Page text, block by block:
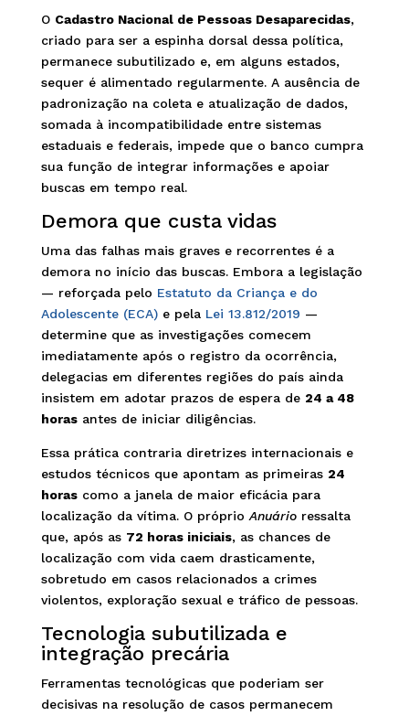
O Cadastro Nacional de Pessoas Desaparecidas,
criado para ser a espinha dorsal dessa política,
permanece subutilizado e, em alguns estados,
sequer é alimentado regularmente. A ausência de
padronização na coleta e atualização de dados,
somada à incompatibilidade entre sistemas
estaduais e federais, impede que o banco cumpra
sua função de integrar informações e apoiar
buscas em tempo real.
Demora que custa vidas
Uma das falhas mais graves e recorrentes é a
demora no início das buscas. Embora a legislação
— reforçada pelo Estatuto da Criança e do
Adolescente (ECA)e pela Lei 13.812/2019 —
determine que as investigações comecem
imediatamente após o registro da ocorrência,
delegacias em diferentes regiões do país ainda
insistem em adotar prazos de espera de 24 a 48
horasantes de iniciar diligências.
Essa prática contraria diretrizes internacionais e
estudos técnicos que apontam as primeiras 24
horascomo a janela de maior eficácia para
localização da vítima. O próprio Anuárioressalta
que, após as 72 horas iniciais, as chances de
localização com vida caem drasticamente,
sobretudo em casos relacionados a crimes
violentos, exploração sexual e tráfico de pessoas.
Tecnologia subutilizada e
integração precária
Ferramentas tecnológicas que poderiam ser
decisivas na resolução de casos permanecem